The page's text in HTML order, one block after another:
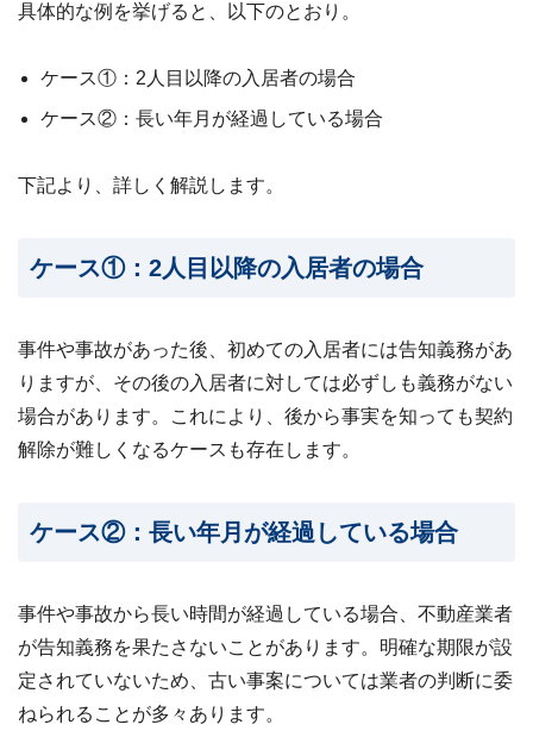
具体的な例を挙げると、以下のとおり。
ケース①：2人目以降の入居者の場合
ケース②：長い年月が経過している場合
下記より、詳しく解説します。
ケース①：2人目以降の入居者の場合
事件や事故があった後、初めての入居者には告知義務があ
りますが、その後の入居者に対しては必ずしも義務がない
場合があります。これにより、後から事実を知っても契約
解除が難しくなるケースも存在します。
ケース②：長い年月が経過している場合
事件や事故から長い時間が経過している場合、不動産業者
が告知義務を果たさないことがあります。明確な期限が設
定されていないため、古い事案については業者の判断に委
ねられることが多々あります。